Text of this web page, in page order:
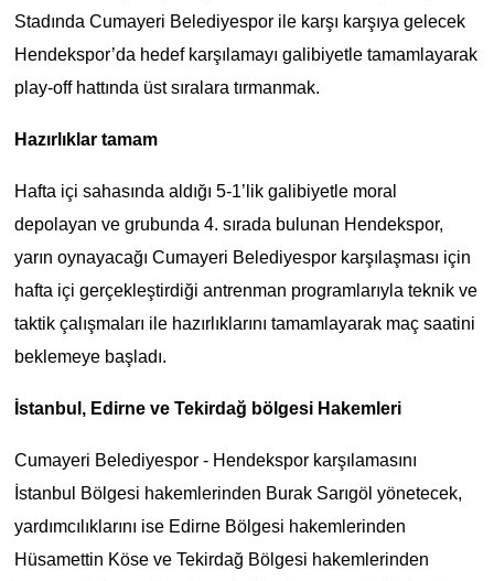
Stadında Cumayeri Belediyespor ile karşı karşıya gelecek
Hendekspor’da hedef karşılamayı galibiyetle tamamlayarak
play-off hattında üst sıralara tırmanmak.
Hazırlıklar tamam
Hafta içi sahasında aldığı 5-1’lik galibiyetle moral
depolayan ve grubunda 4. sırada bulunan Hendekspor,
yarın oynayacağı Cumayeri Belediyespor karşılaşması için
hafta içi gerçekleştirdiği antrenman programlarıyla teknik ve
taktik çalışmaları ile hazırlıklarını tamamlayarak maç saatini
beklemeye başladı.
İstanbul, Edirne ve Tekirdağ bölgesi Hakemleri
Cumayeri Belediyespor - Hendekspor karşılamasını
İstanbul Bölgesi hakemlerinden Burak Sarıgöl yönetecek,
yardımcılıklarını ise Edirne Bölgesi hakemlerinden
Hüsamettin Köse ve Tekirdağ Bölgesi hakemlerinden